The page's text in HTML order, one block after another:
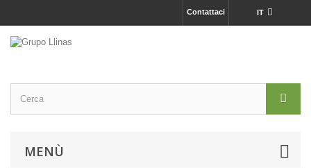
IT
Contattaci
MENÙ